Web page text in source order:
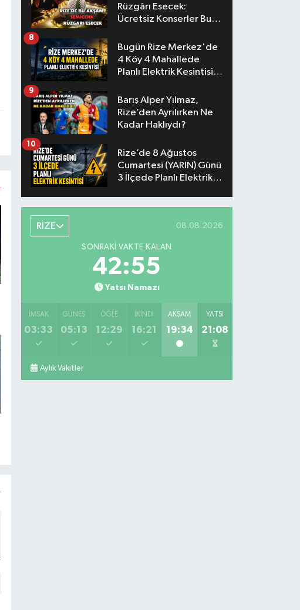
Rüzgârı Esecek:
Ücretsiz Konserler Bu
Bugün Rize Merkez'de
4 Köy 4 Mahallede
Planlı Elektrik Kesintisi
8
Barış Alper Yılmaz,
Rize’den Ayrılırken Ne
Kadar Haklıydı?
9
Rize’de 8 Ağustos
Cumartesi (YARIN) Günü
3 İlçede Planlı Elektrik
10
RİZE 08.08.2026
SONRAKI VAKTE KALAN
42:54
Yatsı Namazı
İMSAK
03:33
GÜNEŞ
05:13
ÖĞLE
12:29
İKINDI
16:21
AKŞAM
19:34
YATSI
21:08
Aylık Vakitler